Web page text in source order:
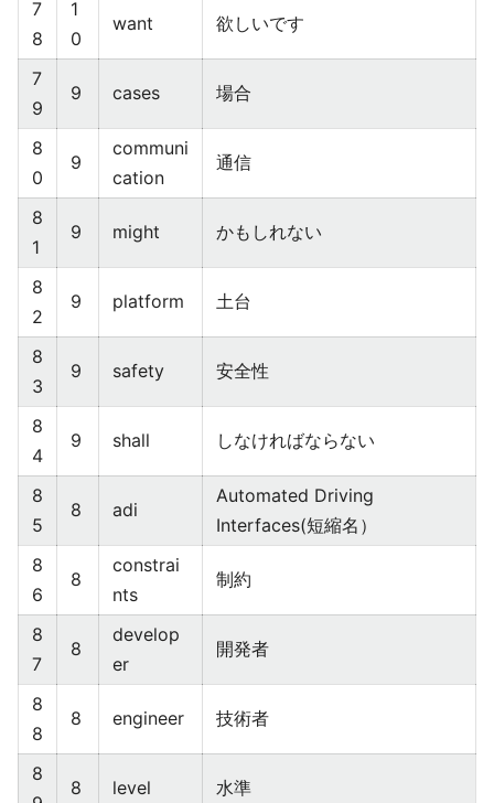
7
8
1
0
want 欲しいです
7
9
9 cases 場合
8
0
9
communi
cation
通信
8
1
9 might かもしれない
8
2
9 platform 土台
8
3
9 safety 安全性
8
4
9 shall しなければならない
8
5
8 adi
Automated Driving
Interfaces(短縮名）
8
6
8
constrai
nts
制約
8
7
8
develop
er
開発者
8
8
8 engineer 技術者
8
8 level 水準